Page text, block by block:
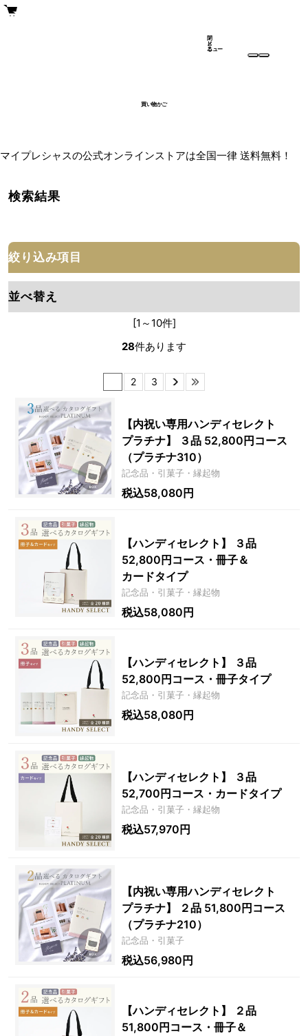
買い物かご
メ
ニュー
閉
じ
る
マイプレシャスの公式オンラインストアは全国一律 送料無料！
検索結果
絞り込み項目
並べ替え
[1～10件]
28件あります
2 3
【内祝い専用ハンディセレクト
プラチナ】 ３品 52,800円コース
（プラチナ310）
記念品・引菓子・縁起物
税込58,080円
【ハンディセレクト】 ３品
52,800円コース・冊子＆
カードタイプ
記念品・引菓子・縁起物
税込58,080円
【ハンディセレクト】 ３品
52,800円コース・冊子タイプ
記念品・引菓子・縁起物
税込58,080円
【ハンディセレクト】 ３品
52,700円コース・カードタイプ
記念品・引菓子・縁起物
税込57,970円
【内祝い専用ハンディセレクト
プラチナ】 ２品 51,800円コース
（プラチナ210）
記念品・引菓子
税込56,980円
【ハンディセレクト】 ２品
51,800円コース・冊子＆